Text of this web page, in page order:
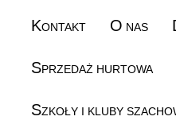
KONTAKT O NAS
SPRZEDAŻ HURTOWA
SZKOŁY I KLUBY